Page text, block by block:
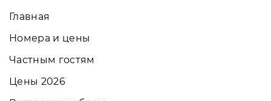
Главная
Номера и цены
Частным гостям
Цены 2026